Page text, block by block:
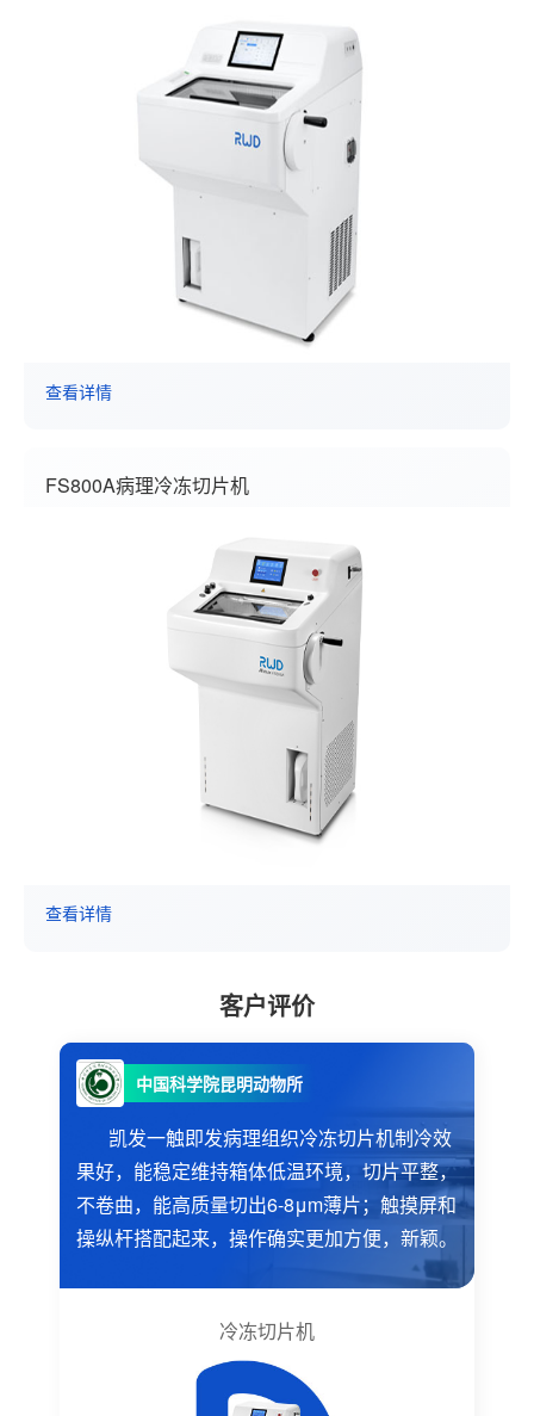
查看详情
FS800A病理冷冻切片机
查看详情
客户评价
中国科学院昆明动物所
凯发一触即发病理组织冷冻切片机制冷效
果好，能稳定维持箱体低温环境，切片平整，
不卷曲，能高质量切出6-8μm薄片；触摸屏和
操纵杆搭配起来，操作确实更加方便，新颖。
冷冻切片机